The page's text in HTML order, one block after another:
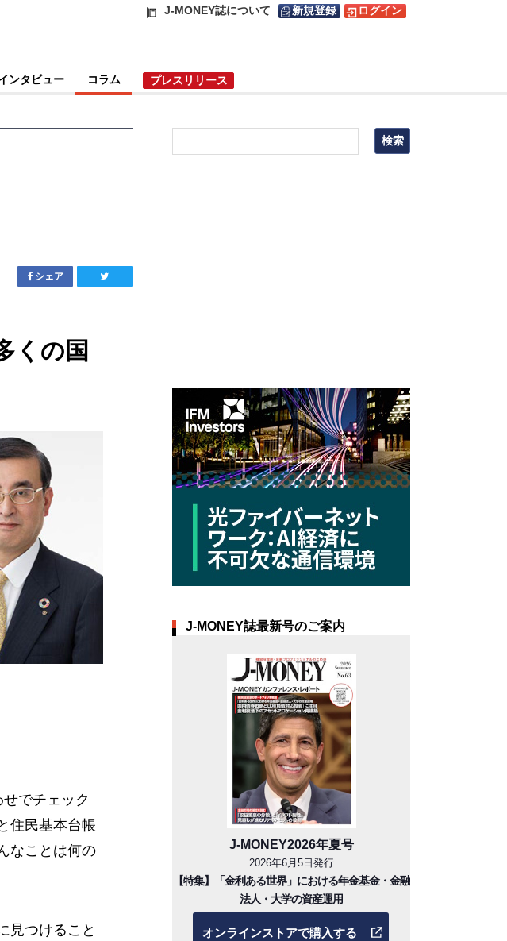
J-MONEY誌について 新規登録 ログイン
ンタビュー コラム プレスリリース
シェア
くの国
でチェック
住民基本台帳
なことは何の
見つけること
J-MONEY誌最新号のご案内
J-MONEY2026年夏号
2026年6月5日発行
【特集】「金利ある世界」における年金基金・金融
法人・大学の資産運用
オンラインストアで購入する